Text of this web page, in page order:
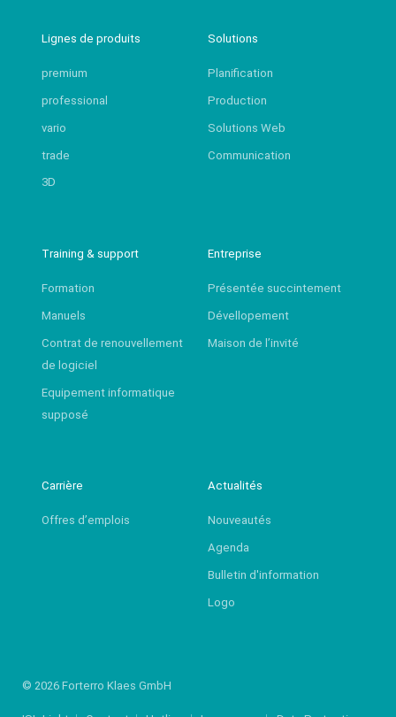
Lignes de produits
premium
professional
vario
trade
3D
Solutions
Planification
Production
Solutions Web
Communication
Training & support
Formation
Manuels
Contrat de renouvellement
de logiciel
Equipement informatique
supposé
Entreprise
Présentée succintement
Dévellopement
Maison de l’invité
Carrière
Offres d’emplois
Actualités
Nouveautés
Agenda
Bulletin d'information
Logo
© 2026 Forterro Klaes GmbH